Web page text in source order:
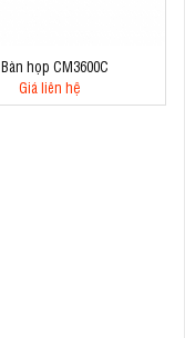
Bàn họp CM3600C
Giá liên hệ